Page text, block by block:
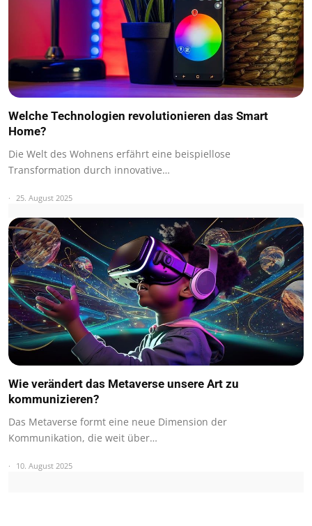
Welche Technologien revolutionieren das Smart
Home?
Die Welt des Wohnens erfährt eine beispiellose
Transformation durch innovative…
25. August 2025
Wie verändert das Metaverse unsere Art zu
kommunizieren?
Das Metaverse formt eine neue Dimension der
Kommunikation, die weit über…
10. August 2025